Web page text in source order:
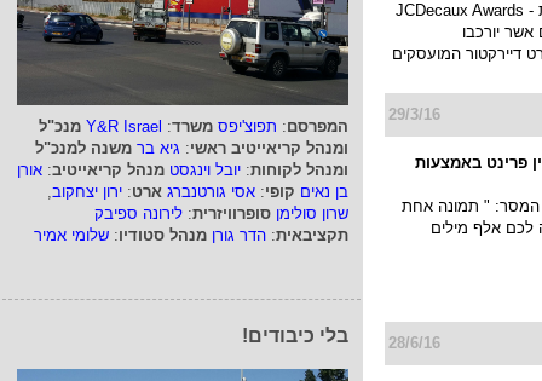
המפרסם: תפוצ'יפס משרד:
Y&R Israel מנכ"ל
ומנהל קריאייטיב ראשי: גיא בר משנה למנכ"ל
ומנהל לקוחות: יובל וינגסט מנהל קריאייטיב: אורן
בן נאים קופי: אסי גורטנברג ארט: ירון יצחקוב,
שרון סולימן סופרוויזרית: לירונה ספיבק
תקציבאית: הדר גורן מנהל סטודיו: שלומי אמיר
בלי כיבודים!
בפרסום חוצות - JCDecaux Awards
אשר יורכבו
דיירקטור המועסקים
29/3/16
פרינט באמצעות
המסר: " תמונה אחת
לכם אלף מילים
28/6/16